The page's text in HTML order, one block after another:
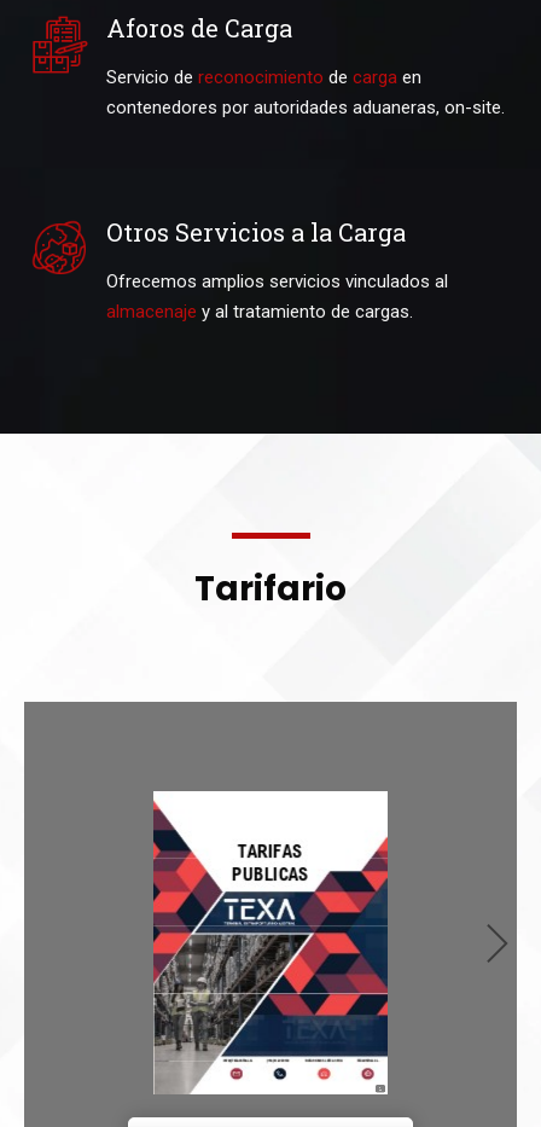
Aforos de Carga
Servicio de reconocimiento de carga en
contenedores por autoridades aduaneras, on-site.
Otros Servicios a la Carga
Ofrecemos amplios servicios vinculados al
almacenaje y al tratamiento de cargas.
Tarifario
1